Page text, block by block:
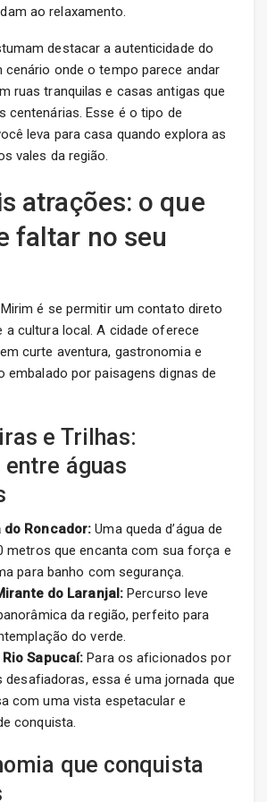
ao relaxamento.
destacar a autenticidade do
cenário onde o tempo parece andar
ruas tranquilas e casas antigas que
centenárias. Esse é o tipo de
leva para casa quando explora as
vales da região.
atrações: o que
faltar no seu
é se permitir um contato direto
a cultura local. A cidade oferece
curte aventura, gastronomia e
embalado por paisagens dignas de
e Trilhas:
águas
do Roncador: Uma queda d’água de
metros que encanta com sua força e
para banho com segurança.
do Laranjal: Percurso leve
da região, perfeito para
do verde.
Sapucaí: Para os aficionados por
desafiadoras, essa é uma jornada que
com uma vista espetacular e
conquista.
que conquista